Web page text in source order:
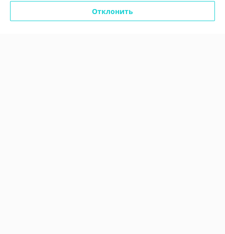
Показать все отзывы
Отклонить